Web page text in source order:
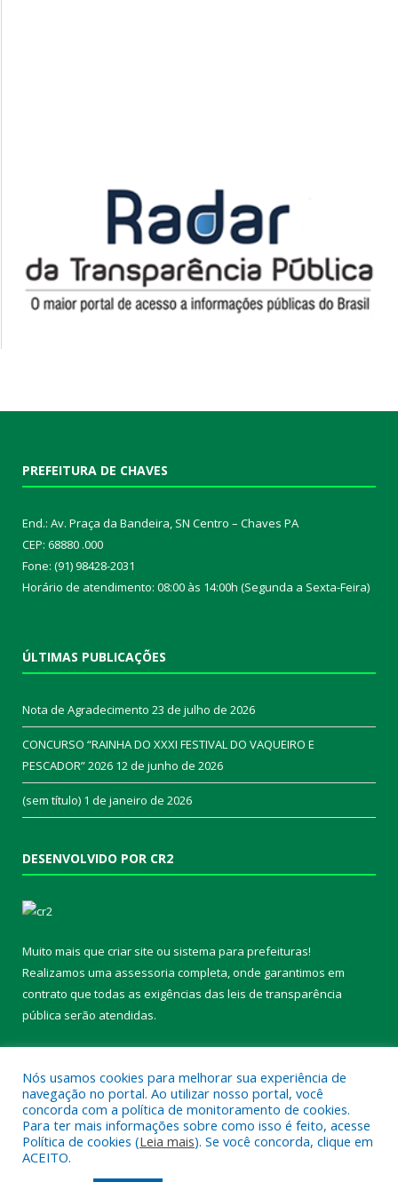
PREFEITURA DE CHAVES
End.: Av. Praça da Bandeira, SN Centro – Chaves PA
CEP: 68880 .000
Fone: (91) 98428-2031
Horário de atendimento: 08:00 às 14:00h (Segunda a Sexta-Feira)
ÚLTIMAS PUBLICAÇÕES
Nota de Agradecimento 23 de julho de 2026
CONCURSO “RAINHA DO XXXI FESTIVAL DO VAQUEIRO E
PESCADOR” 2026 12 de junho de 2026
(sem título) 1 de janeiro de 2026
DESENVOLVIDO POR CR2
Muito mais que criar site ou sistema para prefeituras!
Realizamos uma assessoria completa, onde garantimos em
contrato que todas as exigências das leis de transparência
pública serão atendidas.
Todos os direitos reservados a Prefeitura Municipal de Chaves.
Nós usamos cookies para melhorar sua experiência de
navegação no portal. Ao utilizar nosso portal, você
concorda com a política de monitoramento de cookies.
Para ter mais informações sobre como isso é feito, acesse
Política de cookies (Leia mais). Se você concorda, clique em
ACEITO.